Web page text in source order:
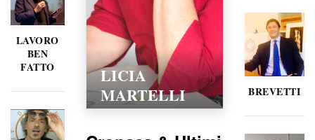
LAVORO
BEN
FATTO
LICIA
MARTELLI
BREVETTI